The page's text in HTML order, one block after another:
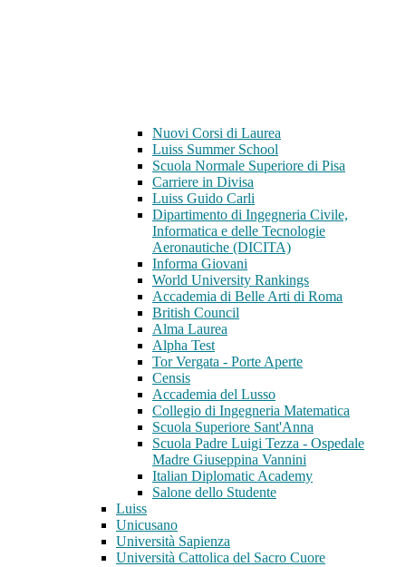
Nuovi Corsi di Laurea
Luiss Summer School
Scuola Normale Superiore di Pisa
Carriere in Divisa
Luiss Guido Carli
Dipartimento di Ingegneria Civile,
Informatica e delle Tecnologie
Aeronautiche (DICITA)
Informa Giovani
World University Rankings
Accademia di Belle Arti di Roma
British Council
Alma Laurea
Alpha Test
Tor Vergata - Porte Aperte
Censis
Accademia del Lusso
Collegio di Ingegneria Matematica
Scuola Superiore Sant'Anna
Scuola Padre Luigi Tezza - Ospedale
Madre Giuseppina Vannini
Italian Diplomatic Academy
Salone dello Studente
Luiss
Unicusano
Università Sapienza
Università Cattolica del Sacro Cuore